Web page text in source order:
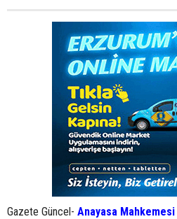
Gazete Güncel- Anayasa Mahkemesi